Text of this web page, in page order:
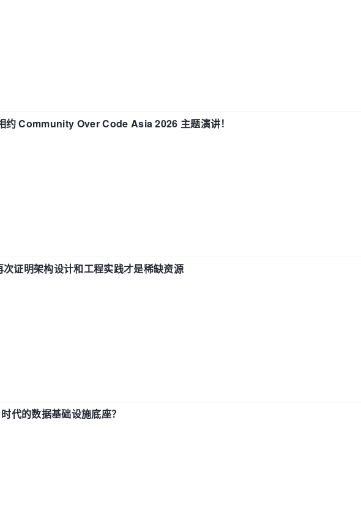
约 Community Over Code Asia 2026 主题演讲！
证明架构设计和工程实践才是稀缺资源
代的数据基础设施底座？